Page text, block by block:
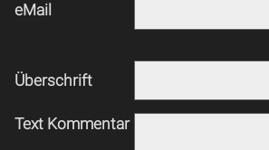
eMail
Überschrift
Text Kommentar